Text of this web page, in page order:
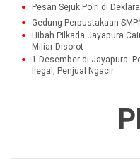
Pesan Sejuk Polri di
Gedung Perpustakaan
Hibah Pilkada Jayapura
Miliar Disorot
1 Desember di Jayapura:
Ilegal, Penjual Ngacir